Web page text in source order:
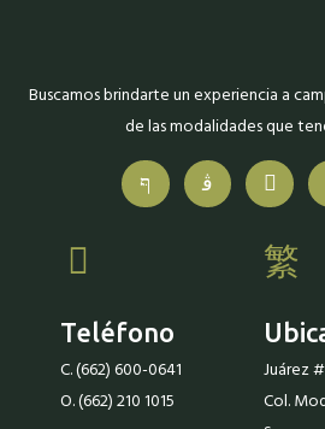
Teléfono
C. (662) 600-0641
O. (662) 210 1015
Juárez
Col.
Buscamos brindarte un experiencia a
de las modalidades que